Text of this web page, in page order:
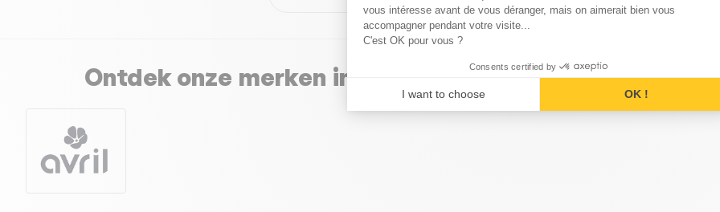
Ontdek onze merken in de categorie Gel en
vous intéresse avant de vous déranger, mais on aimerait bien vous
accompagner pendant votre visite...
C'est OK pour vous ?
Consents certified by
I want to choose OK !
Axeptio consent